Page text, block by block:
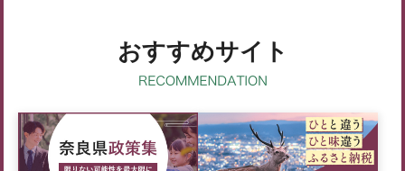
おすすめサイト